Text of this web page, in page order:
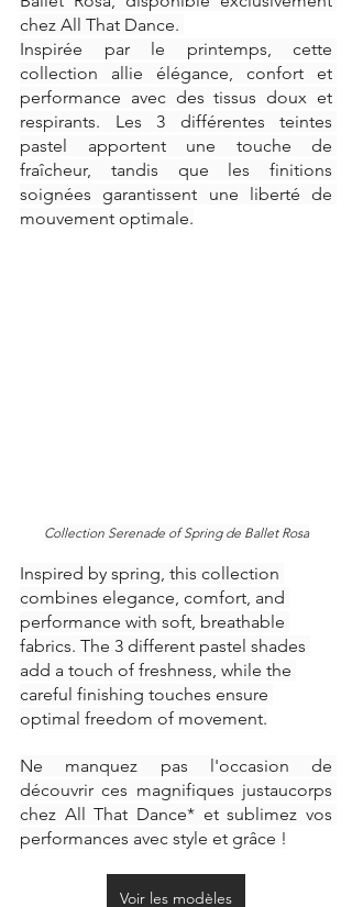
chez All That Dance.
Inspirée par le printemps, cette
collection allie élégance, confort et
performance avec des tissus doux et
respirants. Les 3 différentes teintes
pastel apportent une touche de
fraîcheur, tandis que les finitions
soignées garantissent une liberté de
mouvement optimale.
Collection Serenade of Spring de Ballet Rosa
Inspired by spring, this collection
combines elegance, comfort, and
performance with soft, breathable
fabrics. The 3 different pastel shades
add a touch of freshness, while the
careful finishing touches ensure
optimal freedom of movement.
Ne manquez pas l'occasion de
découvrir ces magnifiques justaucorps
chez All That Dance* et sublimez vos
performances avec style et grâce !
Voir les modèles